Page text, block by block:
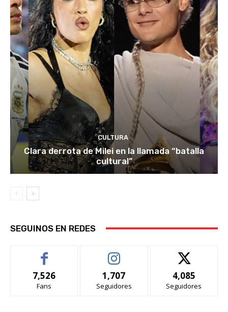
CULTURA
Clara derrota de Milei en la llamada “batalla
cultural”
SEGUINOS EN REDES
7,526
Fans
1,707
Seguidores
4,085
Seguidores